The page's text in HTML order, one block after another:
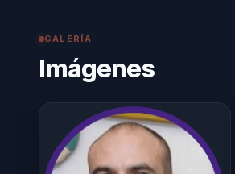
GALERÍA
Imágenes